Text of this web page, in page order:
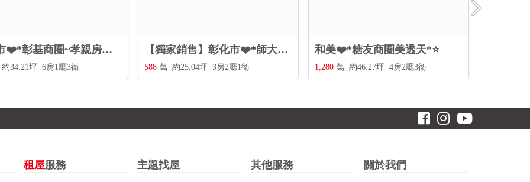
彰化市❤️*彰基商圈~孝親房美透天*⭐️
約34.21坪 6房1廳3衛
【獨家銷售】彰化市❤️*師大商圈~彰工健身美寓*⭐️
588 萬 約25.04坪 3房2廳1衛
和美❤️*糖友商圈美透天*⭐️
1,280 萬 約46.27坪 4房2廳3衛
租屋服務 主題找屋 其他服務 關於我們